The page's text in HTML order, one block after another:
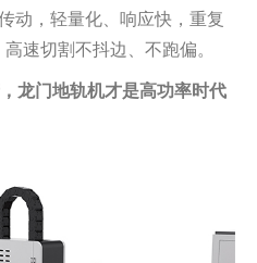
动，轻量化、响应快，重复
速切割不抖边、不跑偏。
龙门地轨机才是高功率时代